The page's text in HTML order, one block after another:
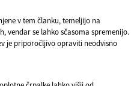
v tem članku, temeljijo na
vendar se lahko sčasoma spremenijo.
je priporočljivo opraviti neodvisno